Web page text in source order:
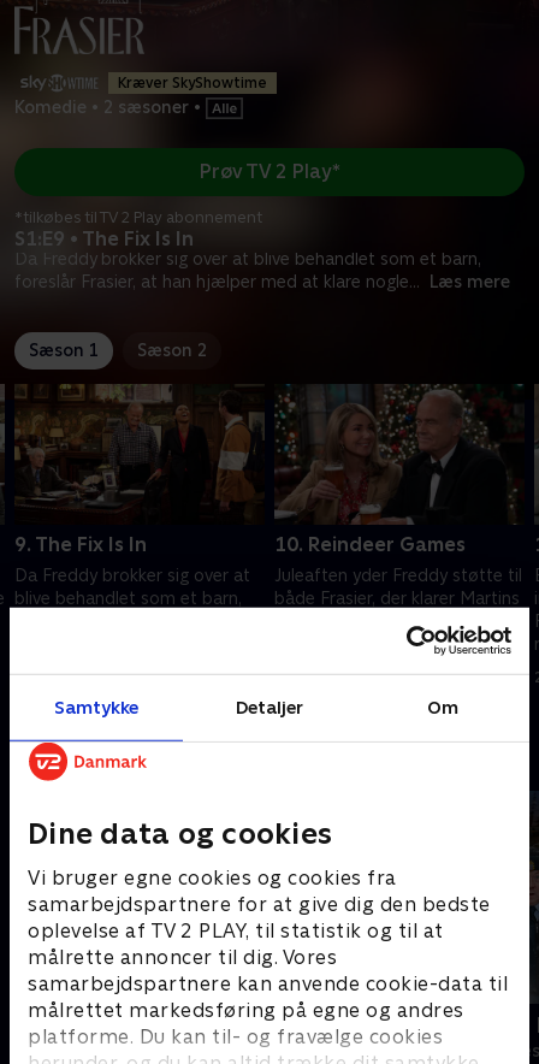
Samtykke Detaljer Om
Dine data og cookies
Vi bruger egne cookies og cookies fra
samarbejdspartnere for at give dig den bedste
oplevelse af TV 2 PLAY, til statistik og til at
målrette annoncer til dig. Vores
samarbejdspartnere kan anvende cookie-data til
målrettet markedsføring på egne og andres
platforme. Du kan til- og fravælge cookies
Kræver SkyShowtime
Komedie • 2 sæsoner •
S1:E9 • The Fix Is In
Da Freddy brokker sig over at blive behandlet som et barn,
foreslår Frasier, at han hjælper med at klare nogle... Læs mere
Prøv TV 2 Play*
*tilkøbes til TV 2 Play abonnement
Sæson 1 Sæson 2
9. The Fix Is In
Da Freddy brokker sig over at
blive behandlet som et barn,
22. december 2023 • 27 min
10. Reindeer Games
Juleaften yder Freddy støtte til
både Frasier, der klarer Martins
fest, og Eve, der gemmer sig
29. december 2023 • 29 min
Andre så også
Robssons (dansk tale)
Komedie • 1 sæsoner
LasseMajas
Komedie • 1